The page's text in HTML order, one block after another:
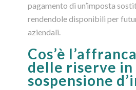
pagamento di un’imposta
rendendole disponibili per
aziendali.
Cos’è
delle riserve in
sospensione